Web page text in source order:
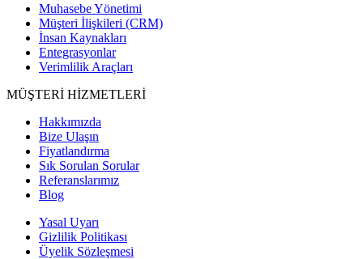
Muhasebe Yönetimi
Müşteri İlişkileri (CRM)
İnsan Kaynakları
Entegrasyonlar
Verimlilik Araçları
MÜŞTERİ HİZMETLERİ
Hakkımızda
Bize Ulaşın
Fiyatlandırma
Sık Sorulan Sorular
Referanslarımız
Blog
Yasal Uyarı
Gizlilik Politikası
Üyelik Sözleşmesi